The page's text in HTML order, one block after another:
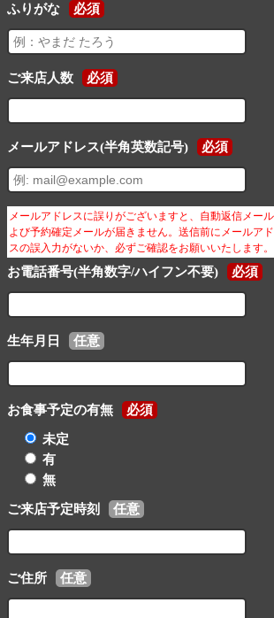
ふりがな 必須
ご来店人数 必須
メールアドレス(半角英数記号) 必須
メールアドレスに誤りがございますと、自動返信メー
よび予約確定メールが届きません。送信前にメールア
スの誤入力がないか、必ずご確認をお願いいたします。
お電話番号(半角数字/ハイフン不要) 必須
生年月日 任意
お食事予定の有無 必須
未定
有
無
ご来店予定時刻 任意
ご住所 任意